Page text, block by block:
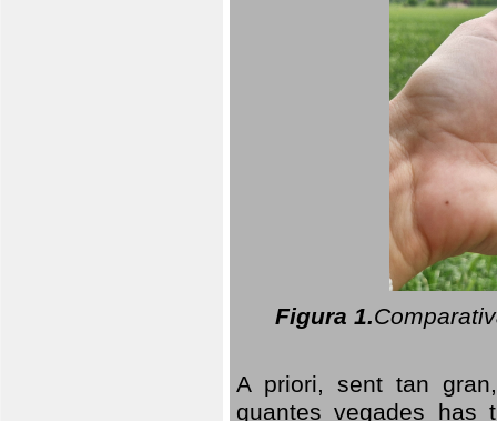
Figura 1.
A priori, sent tan
quantes vegades has